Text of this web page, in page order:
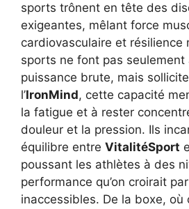
sports trônent en tête des
exigeantes, mêlant force
cardiovasculaire et résilience
sports ne font pas seulement
puissance brute, mais
l’IronMind, cette capacité
la fatigue et à rester
douleur et la pression. Ils
équilibre entre VitalitéSport
poussant les athlètes à des
performance qu’on croirait
inaccessibles. De la boxe, où